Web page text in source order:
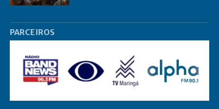
PARCEIROS